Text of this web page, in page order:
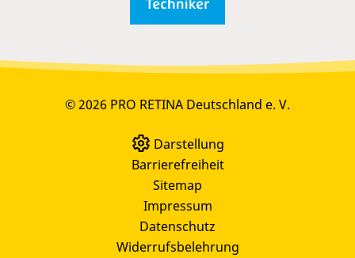
© 2026 PRO RETINA Deutschland e. V.
Darstellung
Barrierefreiheit
Sitemap
Impressum
Datenschutz
Widerrufsbelehrung